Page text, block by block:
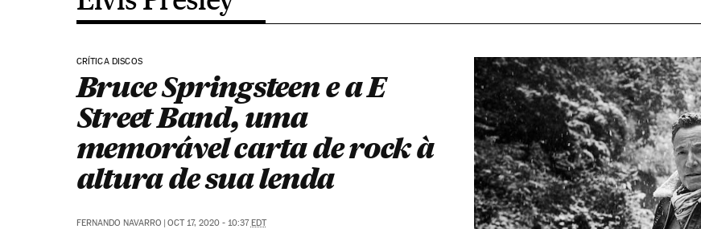
CRÍTICA DISCOS
Bruce Springsteen e a E
Street Band, uma
memorável carta de rock à
altura de sua lenda
FERNANDO NAVARRO | OCT 17, 2020 - 10:37EDT